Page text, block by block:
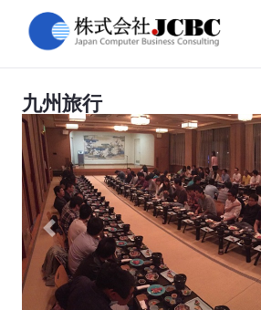
Skip to Main Content
九州旅行
九州旅行
Previous